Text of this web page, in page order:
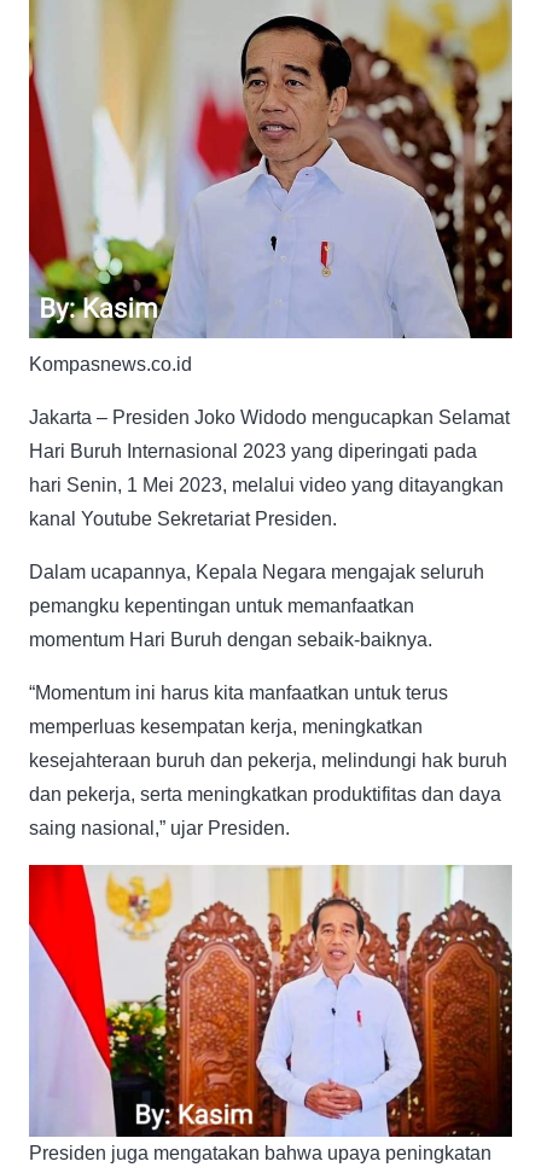
Kompasnews.co.id
Jakarta – Presiden Joko Widodo mengucapkan Selamat
Hari Buruh Internasional 2023 yang diperingati pada
hari Senin, 1 Mei 2023, melalui video yang ditayangkan
kanal Youtube Sekretariat Presiden.
Dalam ucapannya, Kepala Negara mengajak seluruh
pemangku kepentingan untuk memanfaatkan
momentum Hari Buruh dengan sebaik-baiknya.
“Momentum ini harus kita manfaatkan untuk terus
memperluas kesempatan kerja, meningkatkan
kesejahteraan buruh dan pekerja, melindungi hak buruh
dan pekerja, serta meningkatkan produktifitas dan daya
saing nasional,” ujar Presiden.
Presiden juga mengatakan bahwa upaya peningkatan